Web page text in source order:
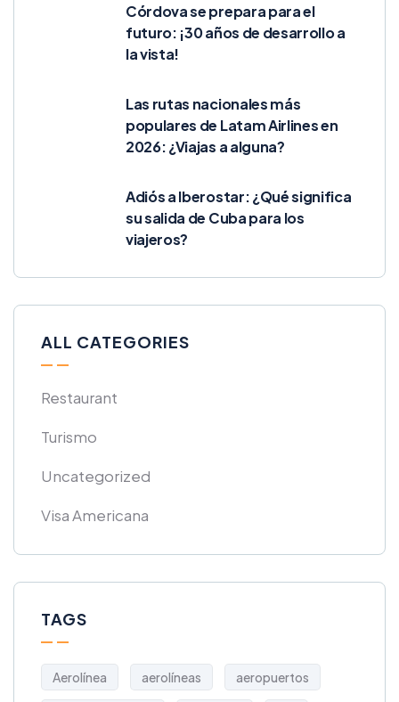
Córdova se prepara para el
futuro: ¡30 años de desarrollo a
la vista!
Las rutas nacionales más
populares de Latam Airlines en
2026: ¿Viajas a alguna?
Adiós a Iberostar: ¿Qué significa
su salida de Cuba para los
viajeros?
ALL CATEGORIES
Restaurant
Turismo
Uncategorized
Visa Americana
TAGS
Aerolínea aerolíneas aeropuertos